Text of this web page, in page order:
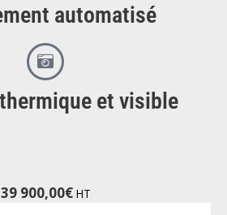
automatisé
et visible
39 900,00€ HT